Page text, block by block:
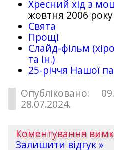
Хресний хід з
жовтня 2006 року
Свята
Прощі
Слайд-фільм
та ін.)
25-рiччя Нашої
Опубліковано:
28.07.2024.
Коментування
Залишити відгук »